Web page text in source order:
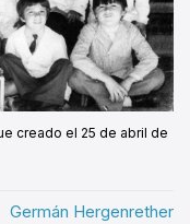
creado el 25 de abril de
Germán Hergenrether